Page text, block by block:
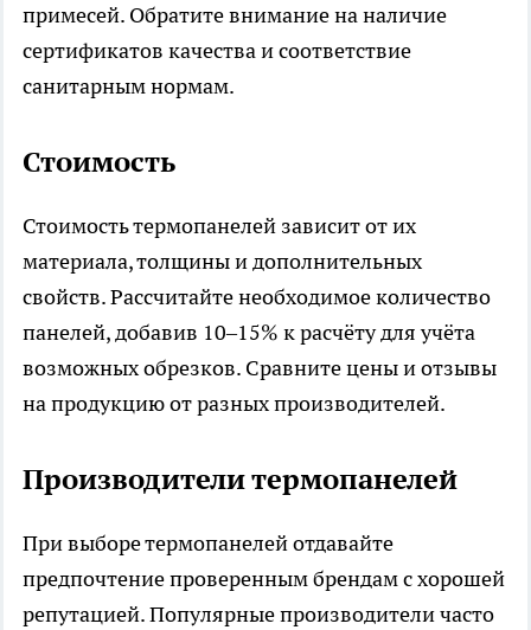
примесей. Обратите внимание на наличие
сертификатов качества и соответствие
санитарным нормам.
Стоимость
Стоимость термопанелей зависит от их
материала, толщины и дополнительных
свойств. Рассчитайте необходимое количество
панелей, добавив 10–15% к расчёту для учёта
возможных обрезков. Сравните цены и отзывы
на продукцию от разных производителей.
Производители термопанелей
При выборе термопанелей отдавайте
предпочтение проверенным брендам с хорошей
репутацией. Популярные производители часто